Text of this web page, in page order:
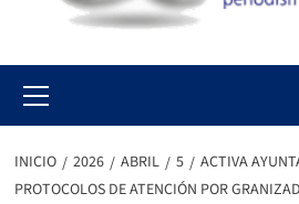
Menu
INICIO 2026 ABRIL 5
ACTIVA
PROTOCOLOS DE ATENCIÓN POR